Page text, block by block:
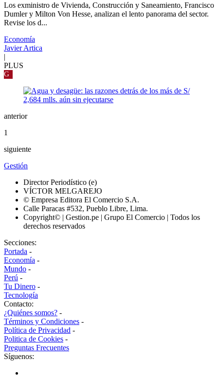
Los exministro de Vivienda, Construcción y Saneamiento, Francisco
Dumler y Milton Von Hesse, analizan el lento panorama del sector.
Revise los d...
Economía
Javier Artica
|
PLUS
G
anterior
1
siguiente
Gestión
Director Periodístico (e)
VÍCTOR MELGAREJO
© Empresa Editora El Comercio S.A.
Calle Paracas #532, Pueblo Libre, Lima.
Copyright© | Gestion.pe | Grupo El Comercio | Todos los
derechos reservados
Secciones:
Portada -
Economía -
Mundo -
Perú -
Tu Dinero -
Tecnología
Contacto:
¿Quiénes somos? -
Términos y Condiciones -
Política de Privacidad -
Politica de Cookies -
Preguntas Frecuentes
Síguenos: